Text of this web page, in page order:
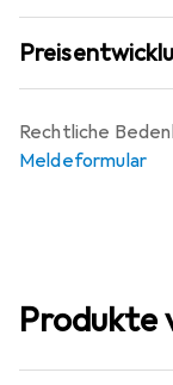
Rechtliche
Meldeformular
Produkte